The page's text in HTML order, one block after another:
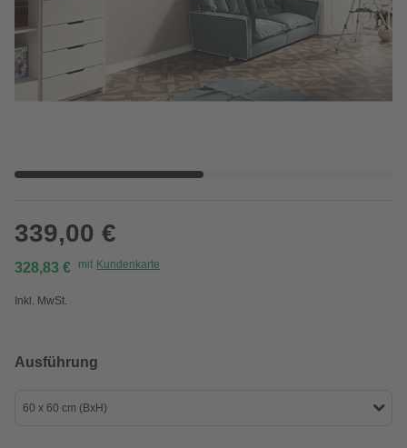
339,00 €
328,83 € mit Kundenkarte
Inkl. MwSt.
Ausführung
60 x 60 cm (BxH)